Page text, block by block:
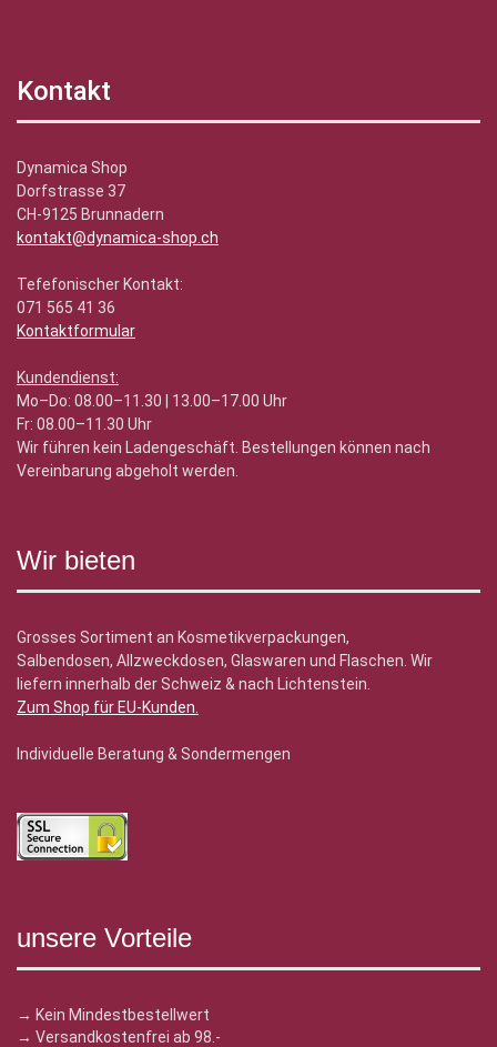
Kontakt
Dynamica Shop
Dorfstrasse 37
CH-9125 Brunnadern
kontakt@dynamica-shop.ch
Tefefonischer Kontakt:
071 565 41 36
Kontaktformular
Kundendienst:
Mo–Do: 08.00–11.30 | 13.00–17.00 Uhr
Fr: 08.00–11.30 Uhr
Wir führen kein Ladengeschäft. Bestellungen können nach
Vereinbarung abgeholt werden.
Wir bieten
Grosses Sortiment an Kosmetikverpackungen,
Salbendosen, Allzweckdosen, Glaswaren und Flaschen. Wir
liefern innerhalb der Schweiz & nach Lichtenstein.
Zum Shop für EU-Kunden.
Individuelle Beratung & Sondermengen
unsere Vorteile
→ Kein Mindestbestellwert
→ Versandkostenfrei ab 98.-